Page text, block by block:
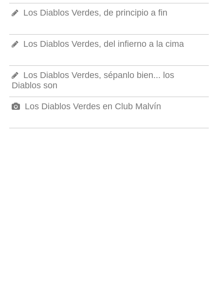
Los Diablos Verdes, de principio a fin
Los Diablos Verdes, del infierno a la cima
Los Diablos Verdes, sépanlo bien... los
Diablos son
Los Diablos Verdes en Club Malvín